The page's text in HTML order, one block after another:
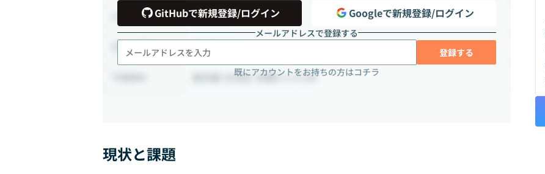
GitHubで新規登録/ログイン
Googleで新規登録/ログイン
メールアドレスで登録する
登録する
既にアカウントをお持ちの方はコチラ
雇用形態 業務委託
出社頻度 月1日出社
東京都 文京区 本郷4-1-4 10F
現状と課題